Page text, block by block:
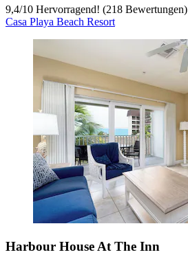
9,4/10 Hervorragend! (218 Bewertungen)
Casa Playa Beach Resort
Harbour House At The Inn